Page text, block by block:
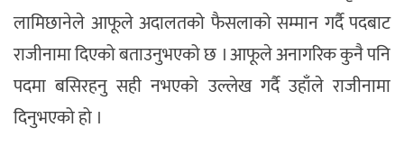
लामिछानेले आफूले अदालतको फैसलाको सम्मान गर्दै पदबाट
राजीनामा दिएको बताउनुभएको छ । आफूले अनागरिक कुनै पनि
पदमा बसिरहनु सही नभएको उल्लेख गर्दै उहाँले राजीनामा
दिनुभएको हो ।